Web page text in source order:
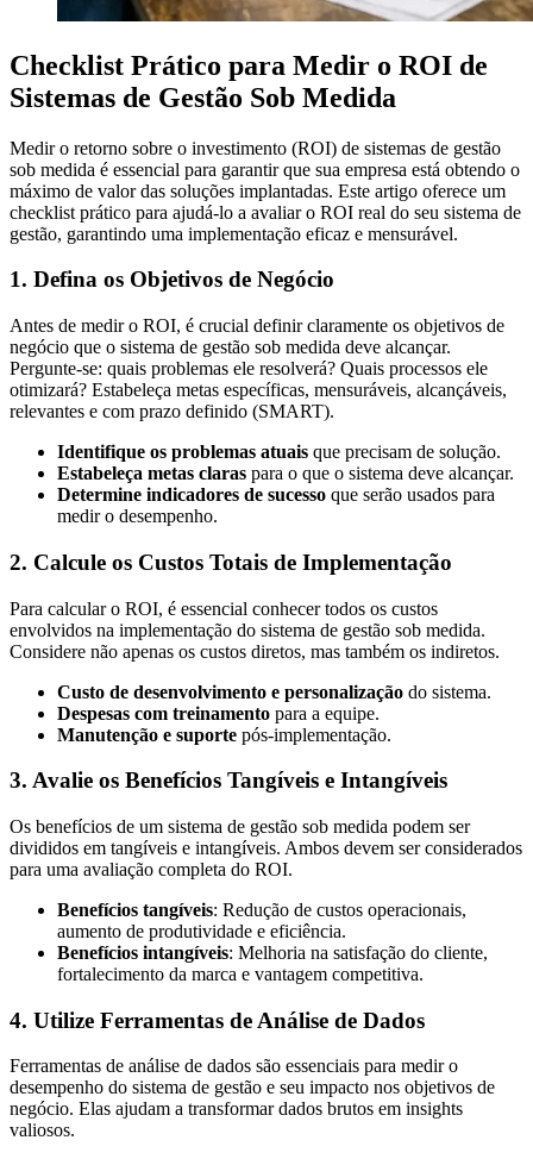
Checklist Prático para Medir o ROI de
Sistemas de Gestão Sob Medida
Medir o retorno sobre o investimento (ROI) de sistemas de gestão
sob medida é essencial para garantir que sua empresa está obtendo o
máximo de valor das soluções implantadas. Este artigo oferece um
checklist prático para ajudá-lo a avaliar o ROI real do seu sistema de
gestão, garantindo uma implementação eficaz e mensurável.
1. Defina os Objetivos de Negócio
Antes de medir o ROI, é crucial definir claramente os objetivos de
negócio que o sistema de gestão sob medida deve alcançar.
Pergunte-se: quais problemas ele resolverá? Quais processos ele
otimizará? Estabeleça metas específicas, mensuráveis, alcançáveis,
relevantes e com prazo definido (SMART).
Identifique os problemas atuais que precisam de solução.
Estabeleça metas claras para o que o sistema deve alcançar.
Determine indicadores de sucesso que serão usados para
medir o desempenho.
2. Calcule os Custos Totais de Implementação
Para calcular o ROI, é essencial conhecer todos os custos
envolvidos na implementação do sistema de gestão sob medida.
Considere não apenas os custos diretos, mas também os indiretos.
Custo de desenvolvimento e personalização do sistema.
Despesas com treinamento para a equipe.
Manutenção e suporte pós-implementação.
3. Avalie os Benefícios Tangíveis e Intangíveis
Os benefícios de um sistema de gestão sob medida podem ser
divididos em tangíveis e intangíveis. Ambos devem ser considerados
para uma avaliação completa do ROI.
Benefícios tangíveis: Redução de custos operacionais,
aumento de produtividade e eficiência.
Benefícios intangíveis: Melhoria na satisfação do cliente,
fortalecimento da marca e vantagem competitiva.
4. Utilize Ferramentas de Análise de Dados
Ferramentas de análise de dados são essenciais para medir o
desempenho do sistema de gestão e seu impacto nos objetivos de
negócio. Elas ajudam a transformar dados brutos em insights
valiosos.